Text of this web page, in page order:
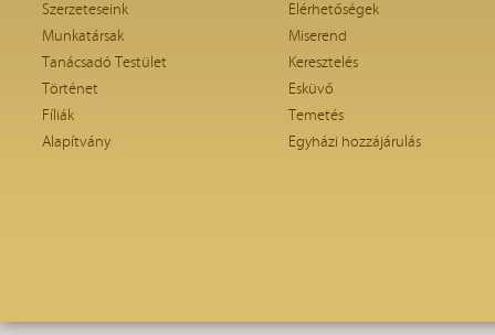
Szerzeteseink
Munkatársak
Tanácsadó Testület
Történet
Fíliák
Alapítvány
Elérhetőségek
Miserend
Keresztelés
Esküvő
Temetés
Egyházi hozzájárulás